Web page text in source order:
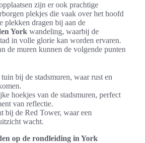
zijn er ook prachtige
plekjes die vaak over het hoofd
plekken dragen bij aan de
York wandeling, waarbij de
in volle glorie kan worden ervaren.
de muren kunnen de volgende punten
bij de stadsmuren, waar rust en
hoekjes van de stadsmuren, perfect
van reflectie.
bij de Red Tower, waar een
wacht.
op de rondleiding in York